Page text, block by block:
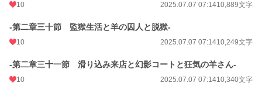
10 2025.07.07 07:1410,889文字
-第二章三十節 監獄生活と羊の囚人と脱獄-
10 2025.07.07 07:1410,249文字
-第二章三十一節 滑り込み来店と幻影コートと狂気の羊さん-
10 2025.07.07 07:1410,340文字